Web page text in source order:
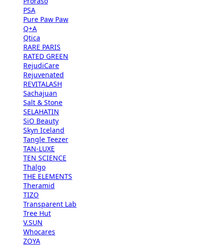
PSA
Pure Paw Paw
Q+A
Qtica
RARE PARIS
RATED GREEN
RejudiCare
Rejuvenated
REVITALASH
Sachajuan
Salt & Stone
SELAHATIN
SiO Beauty
Skyn Iceland
Tangle Teezer
TAN-LUXE
TEN SCIENCE
Thalgo
THE ELEMENTS
Theramid
TIZO
Transparent Lab
Tree Hut
V.SUN
Whocares
ZOYA